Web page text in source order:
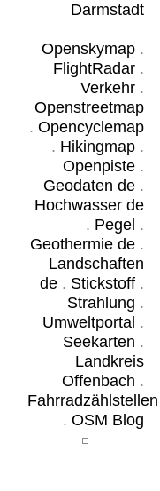
Darmstadt
Openskymap.
FlightRadar.
Verkehr.
Openstreetmap
. Opencyclemap
. Hikingmap.
Openpiste.
Geodaten de.
Hochwasser de
. Pegel .
Geothermie de.
Landschaften
de. Stickstoff.
Strahlung .
Umweltportal .
Seekarten .
Landkreis
Offenbach .
Fahrradzählstellen
. OSM Blog